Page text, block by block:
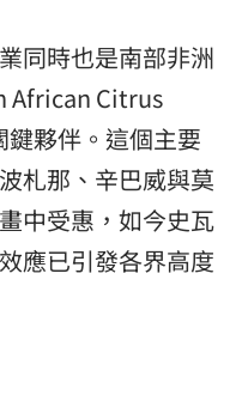
同時也是南部非洲
African Citrus
夥伴。這個主要
札那、辛巴威與莫
中受惠，如今史瓦
應已引發各界高度